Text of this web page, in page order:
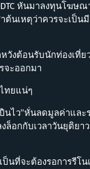
หันมาลงทุนโฆ
ต้นเหตุว่าควรจะเป็
วังต้อนรับนักท่องเที่ย
จะออกมา
ทยแน่ๆ
นไว”หั่นลดมูลค่าแล
อกกับเวลาวันยุติยา
ป็นที่จะต้องรอการรีโ